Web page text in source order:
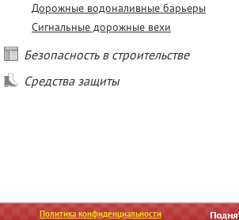
Дорожные водоналивные барьеры
Сигнальные дорожные вехи
Безопасность в строительстве
Средства защиты
Политика конфиденциальности